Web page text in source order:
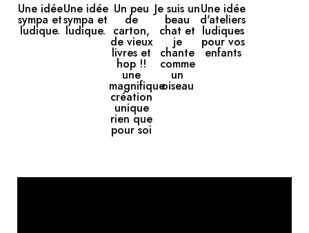
Une idée
sympa et
ludique.
Une idée
sympa et
ludique.
Un peu
de
carton,
de vieux
livres et
hop !!
une
magnifique
création
unique
rien que
pour soi
Je suis un
beau
chat et
je
chante
comme
un
oiseau
Une idée
d'ateliers
ludiques
pour vos
enfants